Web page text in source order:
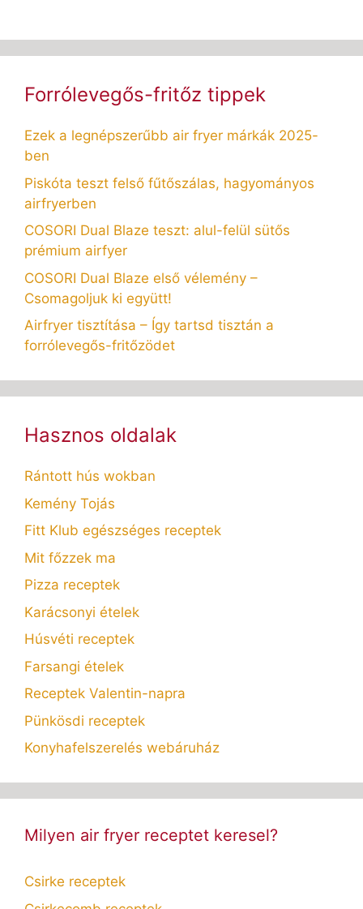
Forrólevegős-fritőz tippek
Ezek a legnépszerűbb air fryer márkák 2025-
ben
Piskóta teszt felső fűtőszálas, hagyományos
airfryerben
COSORI Dual Blaze teszt: alul-felül sütős
prémium airfyer
COSORI Dual Blaze első vélemény –
Csomagoljuk ki együtt!
Airfryer tisztítása – Így tartsd tisztán a
forrólevegős-fritőzödet
Hasznos oldalak
Rántott hús wokban
Kemény Tojás
Fitt Klub egészséges receptek
Mit főzzek ma
Pizza receptek
Karácsonyi ételek
Húsvéti receptek
Farsangi ételek
Receptek Valentin-napra
Pünkösdi receptek
Konyhafelszerelés webáruház
Milyen air fryer receptet keresel?
Csirke receptek